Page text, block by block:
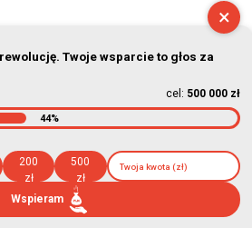
×
Twoje wsparcie to głos za
cel: 500 000 zł
44%
200
zł
500
zł
Wspieram